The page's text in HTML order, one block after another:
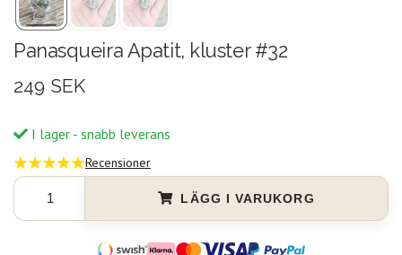
Panasqueira Apatit, kluster #32
249 SEK
I lager - snabb leverans
Recensioner
LÄGG I VARUKORG